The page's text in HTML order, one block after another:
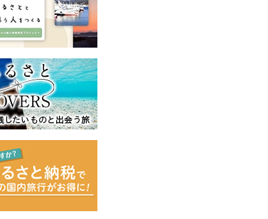
願っています。ぜひ、この
機会に出雲市への温かいご
支援をよろしくお願いいた